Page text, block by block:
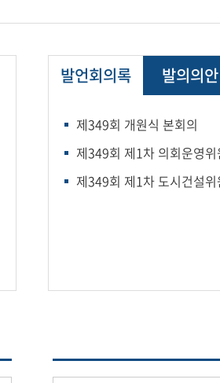
발언회의록
제349회 개원식 본회의
제349회 제1차 의회운영위
제349회 제1차 도시건설위
발의의안